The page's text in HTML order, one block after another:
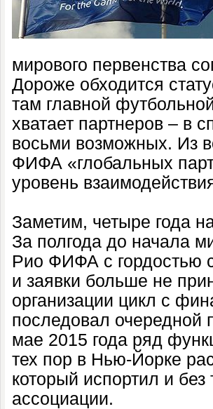
мирового первенства
Дороже обходится
там главной
хватает партнеров – в
восьми возможных. Из
ФИФА «глобальных
уровень
Заметим, четыре года
За полгода до начала
Рио ФИФА с гордостью
и заявки больше не
организации цикл с
последовал очередной
мае 2015 года ряд
тех пор в Нью-Йорке
который испортил и
ассоциации.